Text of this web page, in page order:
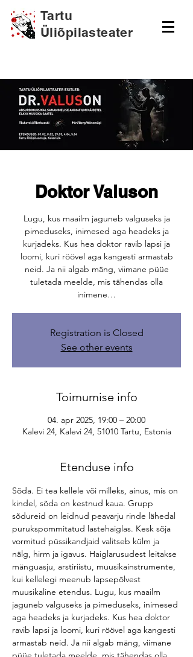
Tartu
Üliõpilasteater
Doktor Valuson
Lugu, kus maailm jaguneb valguseks ja
pimeduseks, inimesed aga headeks ja
kurjadeks. Kus hea doktor ravib lapsi ja
loomi, kuri röövel aga kangesti armastab
neid. Ja nii algab mäng, viimane püüe
tuletada meelde, mis tähendas olla
inimene…
Registration is Closed
See other events
Toimumise info
04. apr 2025, 19:00 – 20:00
Kalevi 24, Kalevi 24, 51010 Tartu, Estonia
Etenduse info
Sõda. Ei tea kellele või milleks, ainus, mis on
kindel, sõda on kestnud kaua. Grupp
sõdureid on leidnud peavarju rinde lähedal
purukspommitatud lastehaiglas. Kesk sõja
vormitud püssikandjaid valitseb külm ja
nälg, hirm ja igavus. Haiglarusudest leitakse
mänguasju, arstiriistu, muusikainstrumente,
kui kellelegi meenub lapsepõlvest
muusikaline etendus. Lugu, kus maailm
jaguneb valguseks ja pimeduseks, inimesed
aga headeks ja kurjadeks. Kus hea doktor
ravib lapsi ja loomi, kuri röövel aga kangesti
armastab neid. Ja nii algab mäng, viimane